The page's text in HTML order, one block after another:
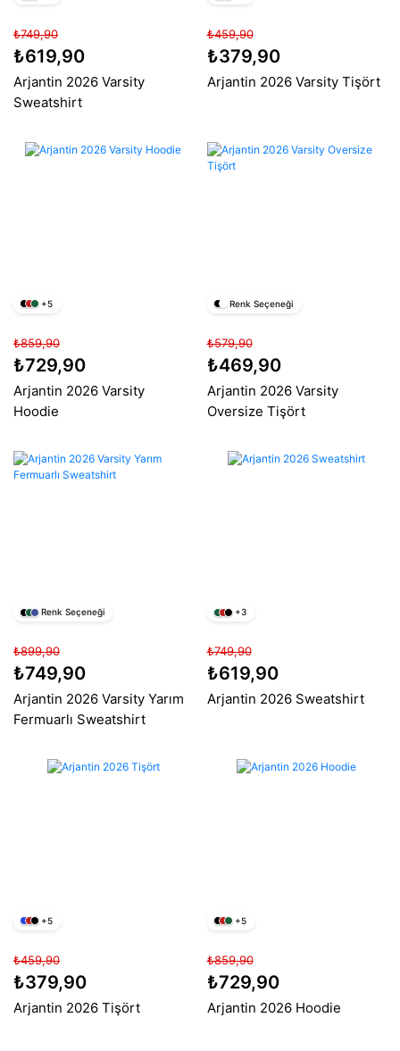
₺749,90
₺619,90
Arjantin 2026 Varsity
Sweatshirt
₺459,90
₺379,90
Arjantin 2026 Varsity Tişört
+5
₺859,90
₺729,90
Arjantin 2026 Varsity
Hoodie
Renk Seçeneği
₺579,90
₺469,90
Arjantin 2026 Varsity
Oversize Tişört
Renk Seçeneği
₺899,90
₺749,90
Arjantin 2026 Varsity Yarım
Fermuarlı Sweatshirt
+3
₺749,90
₺619,90
Arjantin 2026 Sweatshirt
+5
₺459,90
₺379,90
Arjantin 2026 Tişört
+5
₺859,90
₺729,90
Arjantin 2026 Hoodie